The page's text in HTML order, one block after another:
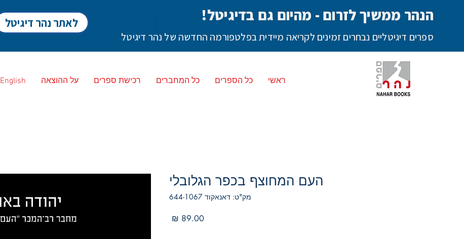
הנהר ממשיך לזרום - מהיום גם בדיגיטל!
ספרים דיגיטליים נבחרים זמינים לקריאה מיידית בפלטפורמה החדשה של נהר דיגיטל
לאתר נהר דיגיטל
English על ההוצאה רכישת ספרים כל המחברים כל הספרים ראשי
העם המחוצף בכפר הגלובלי
מק"ט: דאנאקוד 644-1067